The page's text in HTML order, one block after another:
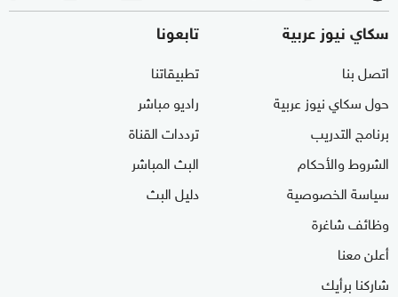
سكاي نيوز عربية
اتصل بنا
حول سكاي نيوز عربية
برنامج التدريب
الشروط والأحكام
سياسة الخصوصية
وظائف شاغرة
أعلن معنا
شاركنا برأيك
تابعونا
تطبيقاتنا
راديو مباشر
ترددات القناة
البث المباشر
دليل البث